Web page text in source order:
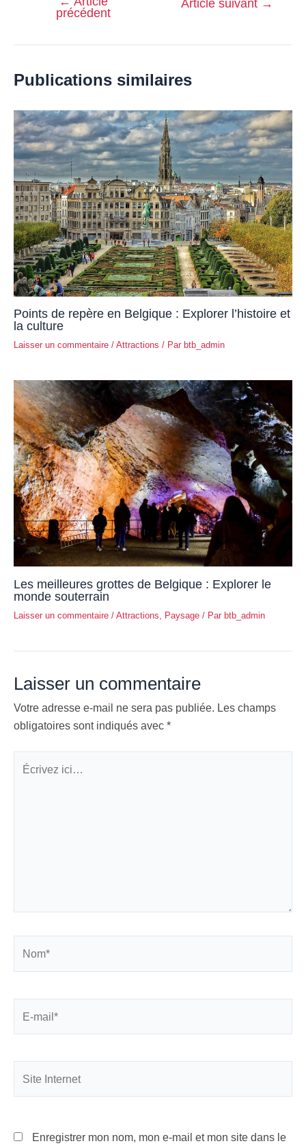
Navigation
précédent
Article suivant →
Publications similaires
Points de repère en Belgique : Explorer l’histoire et
la culture
Laisser un commentaire / Attractions / Par btb_admin
Les meilleures grottes de Belgique : Explorer le
monde souterrain
Laisser un commentaire / Attractions Paysage / Par btb_admin
Laisser un commentaire
Votre adresse e-mail ne sera pas publiée. Les champs
obligatoires sont indiqués avec *
ici…
mail*
Internet
Enregistrer mon nom, mon e-mail et mon site dans le